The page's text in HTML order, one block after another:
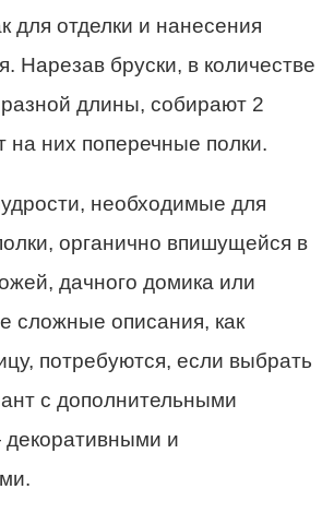
для отделки и нанесения
Нарезав бруски, в количестве
длины, собирают 2
на них поперечные полки.
необходимые для
органично впишущейся в
дачного домика или
сложные описания, как
потребуются, если выбрать
с дополнительными
и